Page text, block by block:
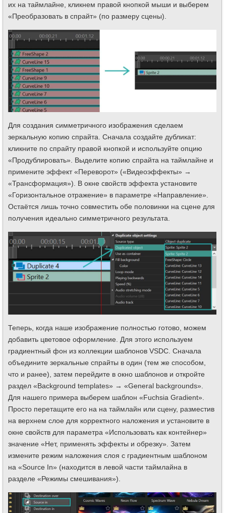
их на таймлайне, кликнем правой кнопкой мыши и выберем
«Преобразовать в спрайт» (по размеру сцены).
Для создания симметричного изображения сделаем
зеркальную копию спрайта. Сначала создайте дубликат:
кликните по спрайту правой кнопкой и используйте опцию
«Продублировать». Выделите копию спрайта на таймлайне и
примените эффект «Переворот» («Видеоэффекты» →
«Трансформация»). В окне свойств эффекта установите
«Горизонтальное отражение» в параметре «Направление».
Остаётся лишь точно совместить обе половинки на сцене для
получения идеально симметричного результата.
Теперь, когда наше изображение полностью готово, можем
добавить цветовое оформление. Для этого используем
градиентный фон из коллекции шаблонов VSDC. Сначала
объедините зеркальные спрайты в один (тем же способом,
что и ранее), затем перейдите в окно шаблонов и откройте
раздел «Background templates» → «General backgrounds».
Для нашего примера выберем шаблон «Fuchsia Gradient».
Просто перетащите его на на таймлайн или сцену, разместив
на верхнем слое для корректного наложения и установите в
окне свойств для параметра «Использовать как контейнер»
значение «Нет, применять эффекты и обрезку». Затем
измените режим наложения слоя с градиентным шаблоном
на «Source In» (находится в левой части таймлайна в
разделе «Режимы смешивания»).